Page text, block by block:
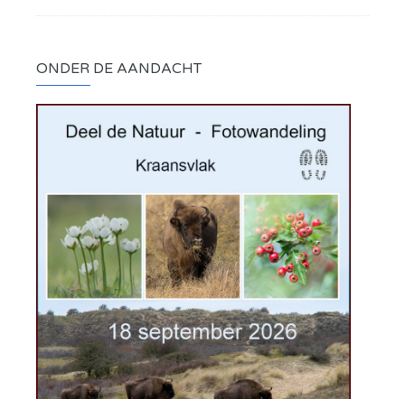
ONDER DE AANDACHT